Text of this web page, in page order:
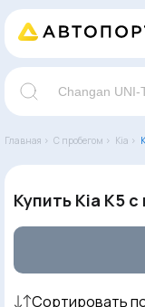
Главная › С пробегом › Kia ›
Купить Kia K5
Сортировать